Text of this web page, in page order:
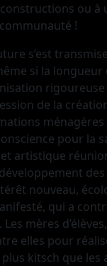
ou à
!
s’est
si la
de la
ménagères
pour la
artistique
nouveau,
qui a
mères
elles pour
plus kitsch que les